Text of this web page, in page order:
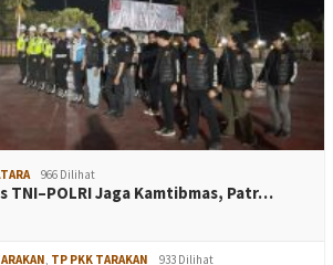
966 Dilihat
TNI–POLRI Jaga Kamtibmas, Patr…
, TP PKK TARAKAN 933 Dilihat